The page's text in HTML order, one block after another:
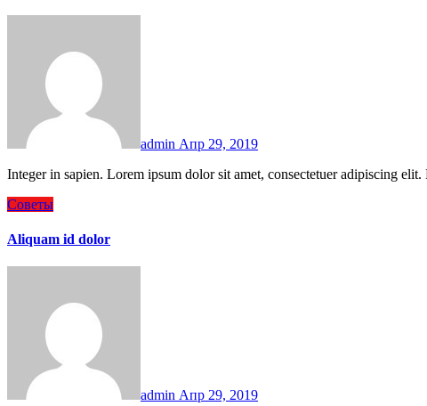
admin Апр 29, 2019
Integer in sapien. Lorem ipsum dolor sit amet, consectetuer adipiscing
Советы
Aliquam id dolor
admin Апр 29, 2019